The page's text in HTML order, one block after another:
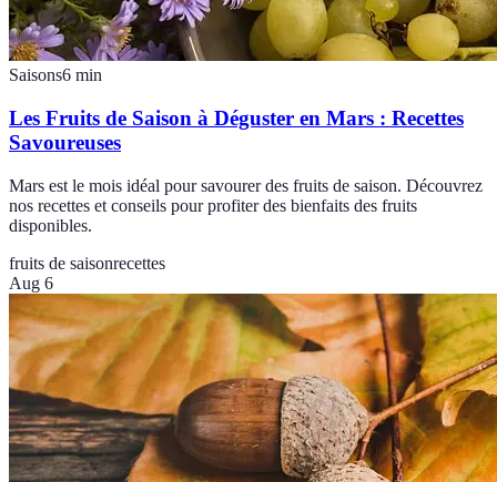
Saisons6 min
Les Fruits de Saison à Déguster en Mars : Recettes
Savoureuses
Mars est le mois idéal pour savourer des fruits de saison. Découvrez
nos recettes et conseils pour profiter des bienfaits des fruits
disponibles.
fruits de saisonrecettes
Aug 6